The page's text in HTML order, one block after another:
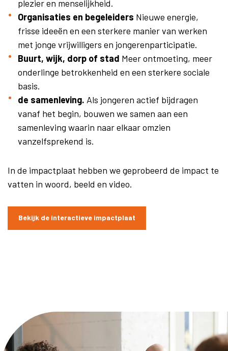
plezier en menselijkheid.
Organisaties en begeleiders Nieuwe energie,
frisse ideeën en een sterkere manier van werken
met jonge vrijwilligers en jongerenparticipatie.
Buurt, wijk, dorp of stad Meer ontmoeting, meer
onderlinge betrokkenheid en een sterkere sociale
basis.
de samenleving. Als jongeren actief bijdragen
vanaf het begin, bouwen we samen aan een
samenleving waarin naar elkaar omzien
vanzelfsprekend is.
In de impactplaat hebben we geprobeerd de impact te
vatten in woord, beeld en video.
Bekijk de interactieve impactplaat